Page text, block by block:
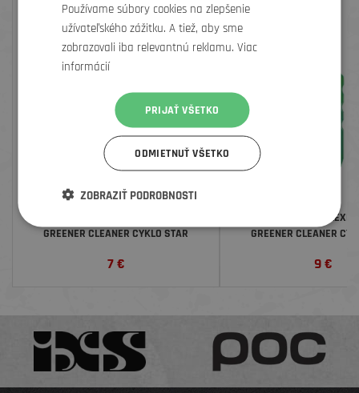
GREENER CLEANER CYKLO STAR
7€
BIKEWORKX
GREENER CLEANER
9€
Používame súbory cookies na zlepšenie
užívateľského zážitku. A tiež, aby sme
zobrazovali iba relevantnú reklamu. Viac
informácií
PRIJAŤ VŠETKO
ODMIETNUŤ VŠETKO
ZOBRAZIŤ PODROBNOSTI